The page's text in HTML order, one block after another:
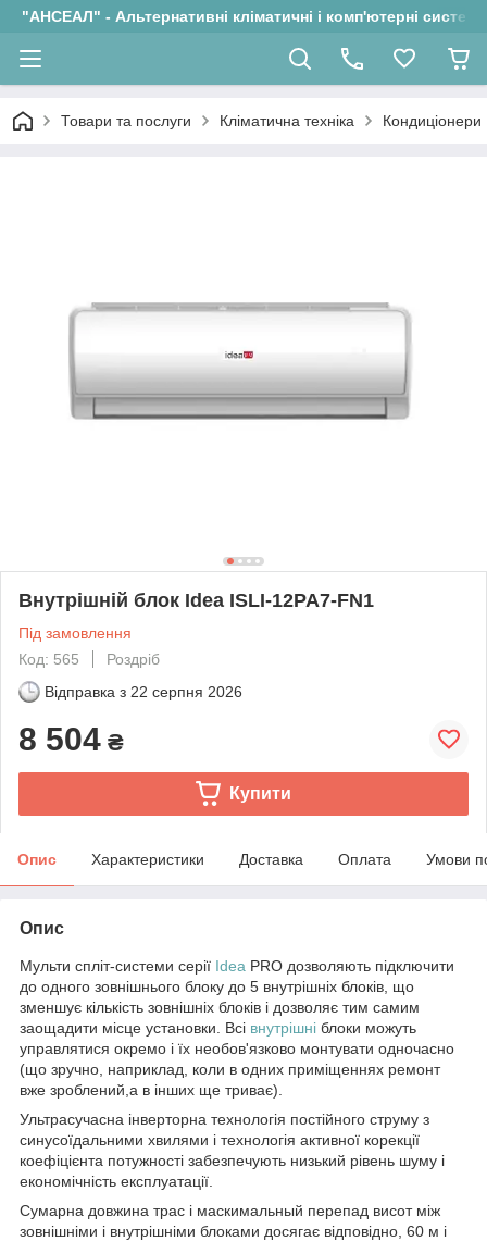
"АНСЕАЛ" - Альтернативні кліматичні і комп'ютерні системи
Товари та послуги Кліматична техніка Кондиціонери
Внутрішній блок Idea ISLI-12PA7-FN1
Під замовлення
Код: 565
Роздріб
Відправка з 22 серпня 2026
8 504 ₴
Купити
Опис Характеристики Доставка Оплата Умови
Опис
Мульти спліт-системи серії Idea PRO дозволяють підключити
до одного зовнішнього блоку до 5 внутрішніх блоків, що
зменшує кількість зовнішніх блоків і дозволяє тим самим
заощадити місце установки. Всі внутрішні блоки можуть
управлятися окремо і їх необов'язково монтувати одночасно
(що зручно, наприклад, коли в одних приміщеннях ремонт
вже зроблений,а в інших ще триває).
Ультрасучасна інверторна технологія постійного струму з
синусоїдальними хвилями і технологія активної корекції
коефіцієнта потужності забезпечують низький рівень шуму і
економічність експлуатації.
Сумарна довжина трас і маскимальный перепад висот між
зовнішніми і внутрішніми блоками досягає відповідно, 60 м і